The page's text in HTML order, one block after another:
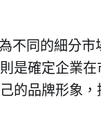
不同的細分
是確定企業
的品牌形象